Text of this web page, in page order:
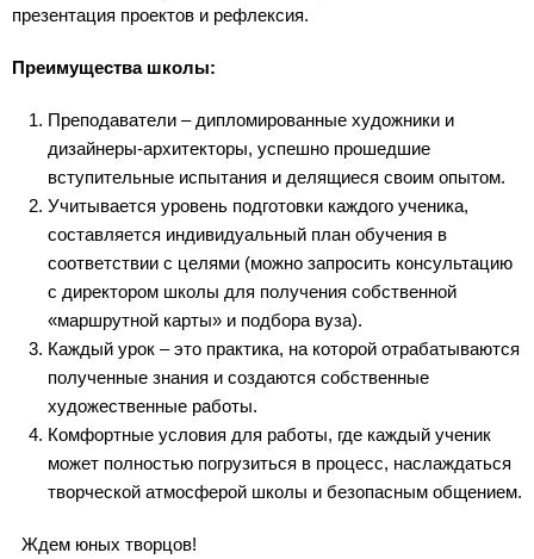
презентация проектов и рефлексия.
Преимущества школы:
Преподаватели – дипломированные художники и
дизайнеры-архитекторы, успешно прошедшие
вступительные испытания и делящиеся своим опытом.
Учитывается уровень подготовки каждого ученика,
составляется индивидуальный план обучения в
соответствии с целями (можно запросить консультацию
с директором школы для получения собственной
«маршрутной карты» и подбора вуза).
Каждый урок – это практика, на которой отрабатываются
полученные знания и создаются собственные
художественные работы.
Комфортные условия для работы, где каждый ученик
может полностью погрузиться в процесс, наслаждаться
творческой атмосферой школы и безопасным общением.
Ждем юных творцов!